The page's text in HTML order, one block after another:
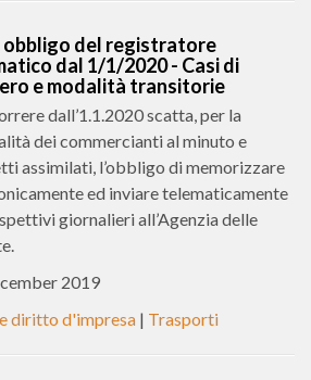
obbligo del registratore
dal 1/1/2020 - Casi di
e modalità transitorie
dall’1.1.2020 scatta, per la
dei commercianti al minuto e
assimilati, l’obbligo di memorizzare
ed inviare telematicamente
giornalieri all’Agenzia delle
2019
diritto d'impresa | Trasporti